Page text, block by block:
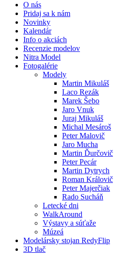
O nás
Pridaj sa k nám
Novinky
Kalendár
Info o akciách
Recenzie modelov
Nitra Model
Fotogalérie
Modely
Martin Mikuláš
Laco Rezák
Marek Šebo
Jaro Vnuk
Juraj Mikuláš
Michal Mesároš
Peter Malovič
Jaro Mucha
Martin Ďurčovič
Peter Pecár
Martin Dytrych
Roman Královič
Peter Majerčiak
Rado Sucháň
Letecké dni
WalkAround
Výstavy a súťaže
Múzeá
Modelársky stojan RedyFlip
3D tlač